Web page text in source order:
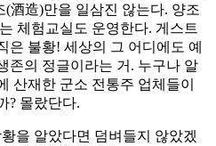
酒造)만을 일삼진 않는다. 양조
체험교실도 운영한다. 게스트
은 불황! 세상의 그 어디에도 예
존의 정글이라는 거. 누구나 알
산재한 군소 전통주 업체들이
? 몰랐단다.
을 알았다면 덤벼들지 않았겠